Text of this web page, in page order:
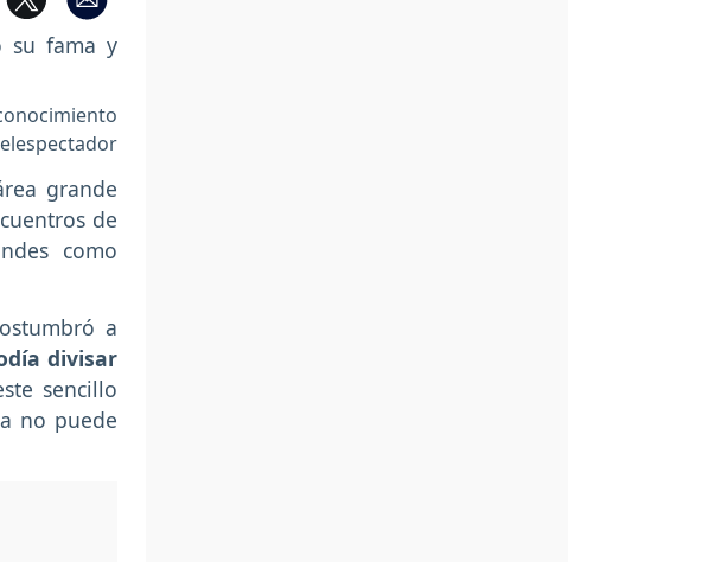
grande
de
como
a
divisar
sencillo
no puede